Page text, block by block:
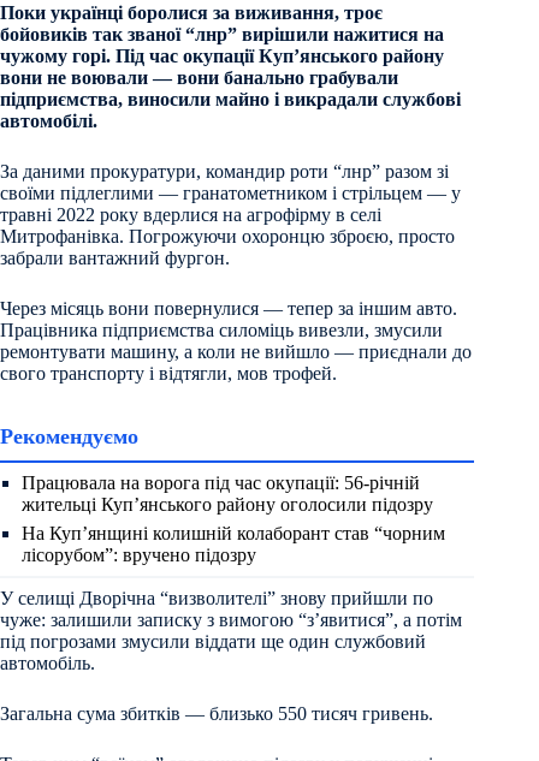
Поки українці боролися за виживання, троє
бойовиків так званої “лнр” вирішили нажитися на
чужому горі. Під час окупації Купʼянського району
вони не воювали — вони банально грабували
підприємства, виносили майно і викрадали службові
автомобілі.
За даними прокуратури, командир роти “лнр” разом зі
своїми підлеглими — гранатометником і стрільцем — у
травні 2022 року вдерлися на агрофірму в селі
Митрофанівка. Погрожуючи охоронцю зброєю, просто
забрали вантажний фургон.
Через місяць вони повернулися — тепер за іншим авто.
Працівника підприємства силоміць вивезли, змусили
ремонтувати машину, а коли не вийшло — приєднали до
свого транспорту і відтягли, мов трофей.
Рекомендуємо
Працювала на ворога під час окупації: 56-річній
жительці Куп’янського району оголосили підозру
На Куп’янщині колишній колаборант став “чорним
лісорубом”: вручено підозру
У селищі Дворічна “визволителі” знову прийшли по
чуже: залишили записку з вимогою “з’явитися”, а потім
під погрозами змусили віддати ще один службовий
автомобіль.
Загальна сума збитків — близько 550 тисяч гривень.